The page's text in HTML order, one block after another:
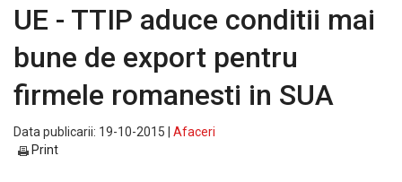
UE - TTIP aduce conditii mai
bune de export pentru
firmele romanesti in SUA
Data publicarii: 19-10-2015 | Afaceri
Print